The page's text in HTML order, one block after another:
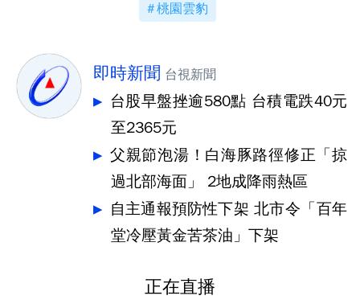
桃園雲豹
即時新聞 台視新聞
台股早盤挫逾580點 台積電跌40元
至2365元
父親節泡湯！白海豚路徑修正「掠
過北部海面」 2地成降雨熱區
自主通報預防性下架 北市令「百年
堂冷壓黃金苦茶油」下架
正在直播